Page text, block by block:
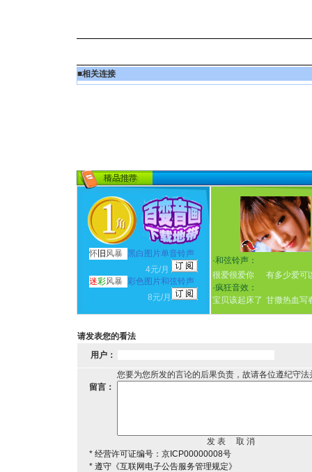
■相关连接
怀 旧 风暴
黑白图片单音铃声
4元/月
迷彩风暴 彩色图片和弦铃声
8元/月
·和弦铃声：
很爱很爱你
有多少爱可
·疯狂音效：
宝贝该起床了 甘撒热血写
请发表您的看法
用户：
您要为您所发的言论的后果负责，故请各位遵纪守
留言：
* 经营许可证编号：京ICP00000008号
* 遵守《互联网电子公告服务管理规定》